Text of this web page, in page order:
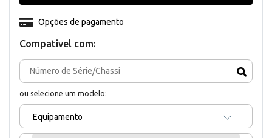
Compativel com:
ou selecione um modelo:
Equipamento
Opções de pagamento